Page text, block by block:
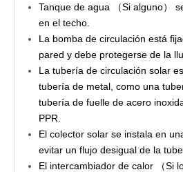
Tanque de agua （Si alguno）
en el techo.
La bomba de circulación está
pared y debe protegerse de la
La tubería de circulación solar
tubería de metal, como una
tubería de fuelle de acero
PPR.
El colector solar se instala en
evitar un flujo desigual de la
El intercambiador de calor （Si